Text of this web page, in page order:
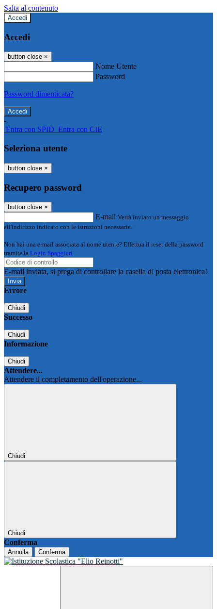
Salta al contenuto
Accedi
Accedi
button close ×
Nome Utente
Password
Password dimenticata?
-
Entra con SPID Entra con CIE
Seleziona utente
button close ×
Recupero password
button close ×
E-mail Verrà inviato un messaggio
all'indirizzo indicato con le istruzioni necessarie.
Non hai una e-mail associata al nome utente? Effettua il reset della password
tramite la Login Spaggiari
E-mail inviata, si prega di controllare la casella di posta elettronica!
Errore
Chiudi
Successo
Chiudi
Informazione
Chiudi
Attendere...
Attendere il completamento dell'operazione...
Chiudi
Chiudi
Conferma
Annulla Conferma